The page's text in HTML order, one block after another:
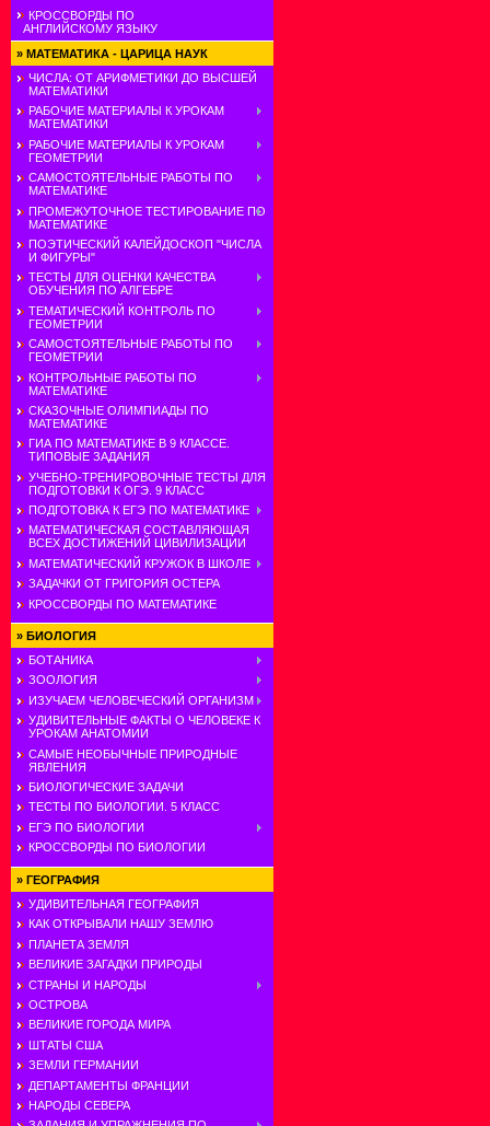
КРОССВОРДЫ ПО
АНГЛИЙСКОМУ ЯЗЫКУ
» МАТЕМАТИКА - ЦАРИЦА НАУК
ЧИСЛА: ОТ АРИФМЕТИКИ ДО ВЫСШЕЙ
МАТЕМАТИКИ
РАБОЧИЕ МАТЕРИАЛЫ К УРОКАМ
МАТЕМАТИКИ
РАБОЧИЕ МАТЕРИАЛЫ К УРОКАМ
ГЕОМЕТРИИ
САМОСТОЯТЕЛЬНЫЕ РАБОТЫ ПО
МАТЕМАТИКЕ
ПРОМЕЖУТОЧНОЕ ТЕСТИРОВАНИЕ ПО
МАТЕМАТИКЕ
ПОЭТИЧЕСКИЙ КАЛЕЙДОСКОП "ЧИСЛА
И ФИГУРЫ"
ТЕСТЫ ДЛЯ ОЦЕНКИ КАЧЕСТВА
ОБУЧЕНИЯ ПО АЛГЕБРЕ
ТЕМАТИЧЕСКИЙ КОНТРОЛЬ ПО
ГЕОМЕТРИИ
САМОСТОЯТЕЛЬНЫЕ РАБОТЫ ПО
ГЕОМЕТРИИ
КОНТРОЛЬНЫЕ РАБОТЫ ПО
МАТЕМАТИКЕ
СКАЗОЧНЫЕ ОЛИМПИАДЫ ПО
МАТЕМАТИКЕ
ГИА ПО МАТЕМАТИКЕ В 9 КЛАССЕ.
ТИПОВЫЕ ЗАДАНИЯ
УЧЕБНО-ТРЕНИРОВОЧНЫЕ ТЕСТЫ ДЛЯ
ПОДГОТОВКИ К ОГЭ. 9 КЛАСС
ПОДГОТОВКА К ЕГЭ ПО МАТЕМАТИКЕ
МАТЕМАТИЧЕСКАЯ СОСТАВЛЯЮЩАЯ
ВСЕХ ДОСТИЖЕНИЙ ЦИВИЛИЗАЦИИ
МАТЕМАТИЧЕСКИЙ КРУЖОК В ШКОЛЕ
ЗАДАЧКИ ОТ ГРИГОРИЯ ОСТЕРА
КРОССВОРДЫ ПО МАТЕМАТИКЕ
» БИОЛОГИЯ
БОТАНИКА
ЗООЛОГИЯ
ИЗУЧАЕМ ЧЕЛОВЕЧЕСКИЙ ОРГАНИЗМ
УДИВИТЕЛЬНЫЕ ФАКТЫ О ЧЕЛОВЕКЕ К
УРОКАМ АНАТОМИИ
САМЫЕ НЕОБЫЧНЫЕ ПРИРОДНЫЕ
ЯВЛЕНИЯ
БИОЛОГИЧЕСКИЕ ЗАДАЧИ
ТЕСТЫ ПО БИОЛОГИИ. 5 КЛАСС
ЕГЭ ПО БИОЛОГИИ
КРОССВОРДЫ ПО БИОЛОГИИ
» ГЕОГРАФИЯ
УДИВИТЕЛЬНАЯ ГЕОГРАФИЯ
КАК ОТКРЫВАЛИ НАШУ ЗЕМЛЮ
ПЛАНЕТА ЗЕМЛЯ
ВЕЛИКИЕ ЗАГАДКИ ПРИРОДЫ
СТРАНЫ И НАРОДЫ
ОСТРОВА
ВЕЛИКИЕ ГОРОДА МИРА
ШТАТЫ США
ЗЕМЛИ ГЕРМАНИИ
ДЕПАРТАМЕНТЫ ФРАНЦИИ
НАРОДЫ СЕВЕРА